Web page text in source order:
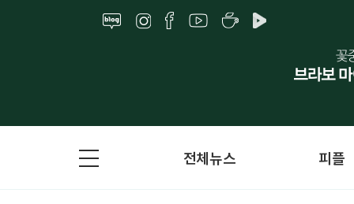
전체뉴스 피플